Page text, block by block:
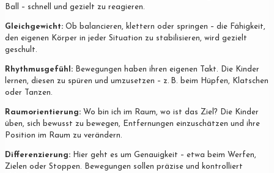
Ball – schnell und gezielt zu reagieren.
Gleichgewicht: Ob balancieren, klettern oder springen – die Fähigkeit,
den eigenen Körper in jeder Situation zu stabilisieren, wird gezielt
geschult.
Rhythmusgefühl: Bewegungen haben ihren eigenen Takt. Die Kinder
lernen, diesen zu spüren und umzusetzen – z. B. beim Hüpfen, Klatschen
oder Tanzen.
Raumorientierung: Wo bin ich im Raum, wo ist das Ziel? Die Kinder
üben, sich bewusst zu bewegen, Entfernungen einzuschätzen und ihre
Position im Raum zu verändern.
Differenzierung: Hier geht es um Genauigkeit – etwa beim Werfen,
Zielen oder Stoppen. Bewegungen sollen präzise und kontrolliert